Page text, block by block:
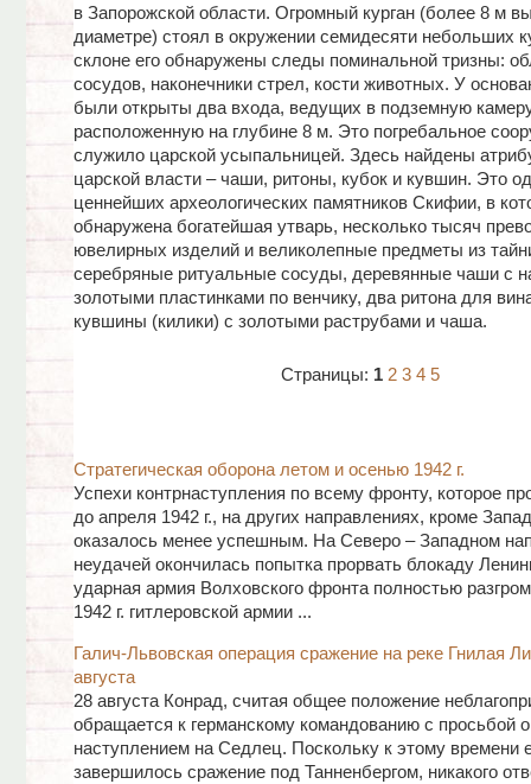
в Запорожской области. Огромный курган (более 8 м
диаметре) стоял в окружении семидесяти небольших
склоне его обнаружены следы поминальной тризны:
сосудов, наконечники стрел, кости животных. У
были открыты два входа, ведущих в подземную
расположенную на глубине 8 м. Это погребальное
служило царской усыпальницей. Здесь найдены
царской власти – чаши, ритоны, кубок и кувшин. Это
ценнейших археологических памятников Скифии, в
обнаружена богатейшая утварь, несколько тысяч
ювелирных изделий и великолепные предметы из
серебряные ритуальные сосуды, деревянные чаши с
золотыми пластинками по венчику, два ритона для
кувшины (килики) с золотыми раструбами и чаша.
Страницы: 1 2 3 4 5
Стратегическая оборона летом и осенью 1942 г.
Успехи контрнаступления по всему фронту, которое
до апреля 1942 г., на других направлениях, кроме
оказалось менее успешным. На Северо – Западном
неудачей окончилась попытка прорвать блокаду
ударная армия Волховского фронта полностью
1942 г. гитлеровской армии ...
Галич-Львовская операция сражение на реке Гнилая
августа
28 августа Конрад, считая общее положение
обращается к германскому командованию с просьбой
наступлением на Седлец. Поскольку к этому времени
завершилось сражение под Танненбергом, никакого